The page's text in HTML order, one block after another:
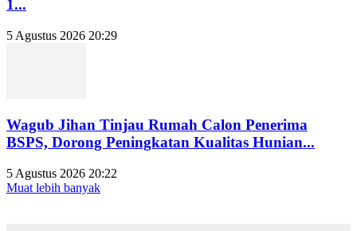
1...
5 Agustus 2026 20:29
Wagub Jihan Tinjau Rumah Calon Penerima
BSPS, Dorong Peningkatan Kualitas Hunian...
5 Agustus 2026 20:22
Muat lebih banyak